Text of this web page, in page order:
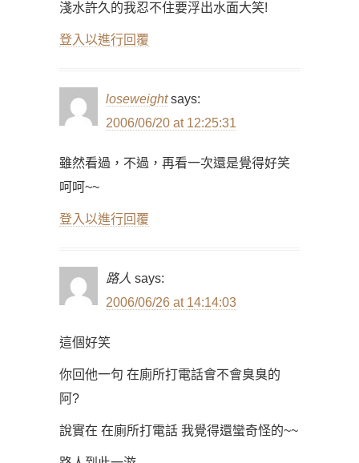
淺水許久的我忍不住要浮出水面大笑!
登入以進行回覆
loseweight says:
2006/06/20 at 12:25:31
雖然看過，不過，再看一次還是覺得好笑
呵呵~~
登入以進行回覆
路人 says:
2006/06/26 at 14:14:03
這個好笑
你回他一句 在廁所打電話會不會臭臭的
阿?
說實在 在廁所打電話 我覺得還蠻奇怪的~~